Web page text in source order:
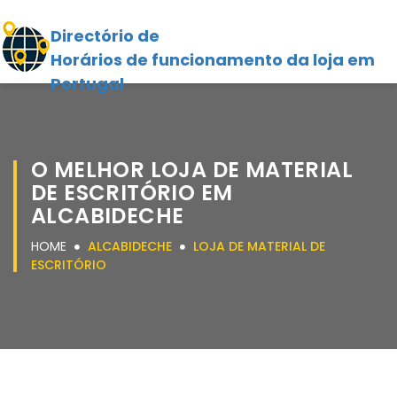
Directório de
Horários de funcionamento da loja em
Portugal
O MELHOR LOJA DE MATERIAL
DE ESCRITÓRIO EM
ALCABIDECHE
HOME ALCABIDECHE
LOJA DE MATERIAL DE
ESCRITÓRIO